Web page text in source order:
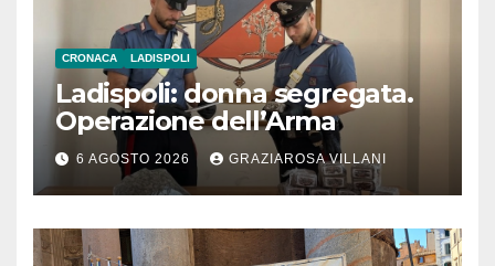
CRONACA LADISPOLI
Ladispoli: donna segregata.
Operazione dell’Arma
6 AGOSTO 2026 GRAZIAROSA VILLANI